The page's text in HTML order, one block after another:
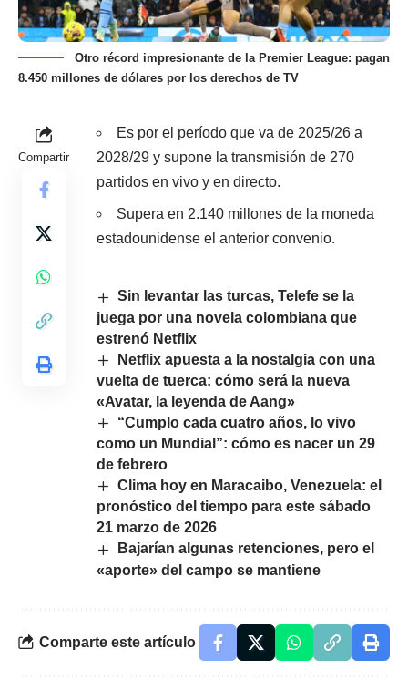
Otro récord impresionante de la Premier League: pagan
8.450 millones de dólares por los derechos de TV
Compartir
Es por el período que va de 2025/26 a
2028/29 y supone la transmisión de 270
partidos en vivo y en directo.
Supera en 2.140 millones de la moneda
estadounidense el anterior convenio.
Sin levantar las turcas, Telefe se la
juega por una novela colombiana que
estrenó Netflix
Netflix apuesta a la nostalgia con una
vuelta de tuerca: cómo será la nueva
«Avatar, la leyenda de Aang»
“Cumplo cada cuatro años, lo vivo
como un Mundial”: cómo es nacer un 29
de febrero
Clima hoy en Maracaibo, Venezuela: el
pronóstico del tiempo para este sábado
21 marzo de 2026
Bajarían algunas retenciones, pero el
«aporte» del campo se mantiene
Comparte este artículo